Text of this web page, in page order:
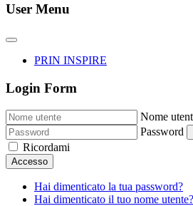
User Menu
PRIN INSPIRE
Login Form
Nome
Password
Ricordami
Accesso
Hai dimenticato la tua password?
Hai dimenticato il tuo nome utente?